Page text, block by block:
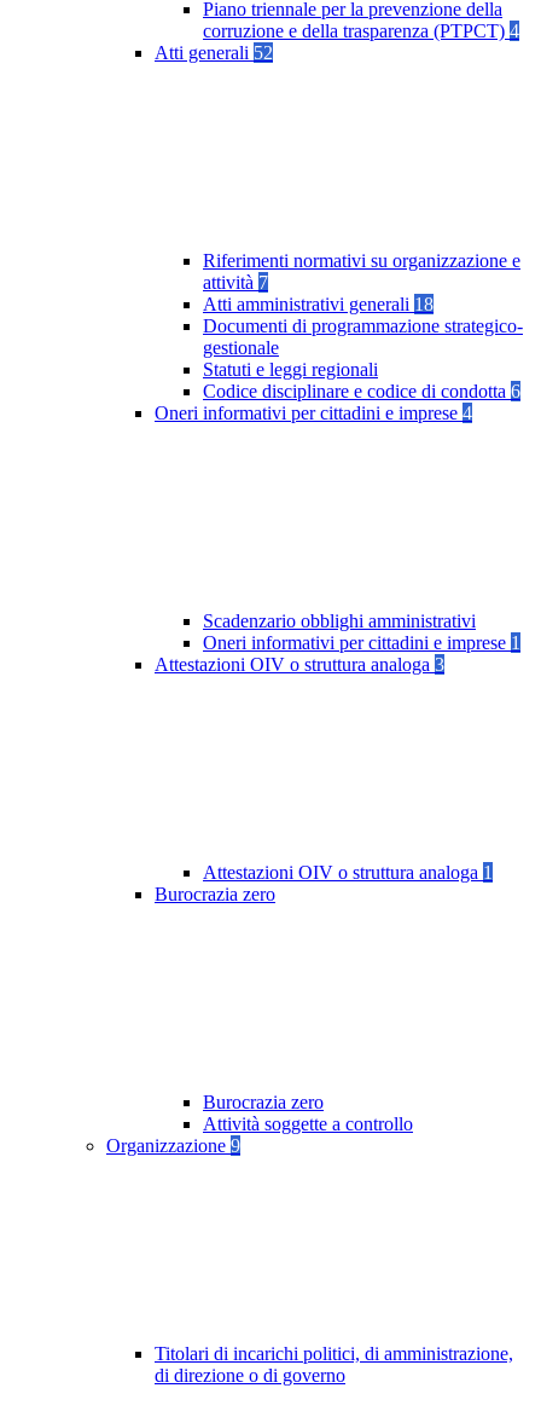
Piano triennale per la prevenzione della
corruzione e della trasparenza (PTPCT) 4
Atti generali 52
Riferimenti normativi su organizzazione e
attività 7
Atti amministrativi generali 18
Documenti di programmazione strategico-
gestionale
Statuti e leggi regionali
Codice disciplinare e codice di condotta 6
Oneri informativi per cittadini e imprese 4
Scadenzario obblighi amministrativi
Oneri informativi per cittadini e imprese 1
Attestazioni OIV o struttura analoga 3
Attestazioni OIV o struttura analoga 1
Burocrazia zero
Burocrazia zero
Attività soggette a controllo
Organizzazione 9
Titolari di incarichi politici, di amministrazione,
di direzione o di governo